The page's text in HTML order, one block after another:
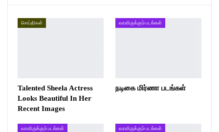
செய்திகள்
Talented Sheela Actress
Looks Beautiful In Her
Recent Images
வரவிருக்கும் படங்கள்
நடிகை மிர்ணா படங்கள்
வரவிருக்கும் படங்கள் வரவிருக்கும் படங்கள்